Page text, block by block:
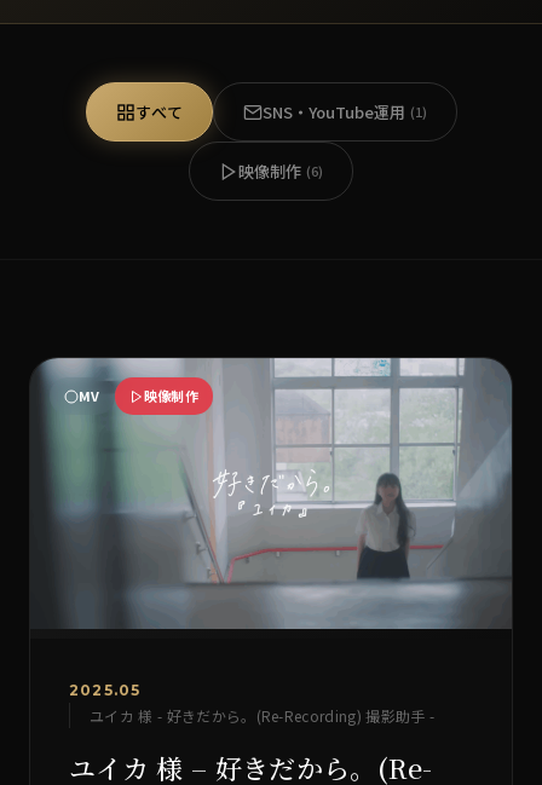
すべて SNS・YouTube運用 (1)
映像制作 (6)
MV 映像制作
2025.05
ユイカ 様 - 好きだから。(Re-Recording) 撮影助手 -
ユイカ 様 – 好きだから。(Re-